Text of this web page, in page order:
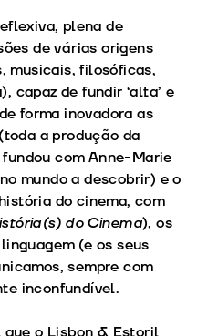
plena de
de várias origens
musicais, filosóficas,
de fundir ‘alta’ e
forma inovadora as
a produção da
com Anne-Marie
mundo a descobrir) e o
do cinema, com
do Cinema), os
(e os seus
sempre com
inconfundível.